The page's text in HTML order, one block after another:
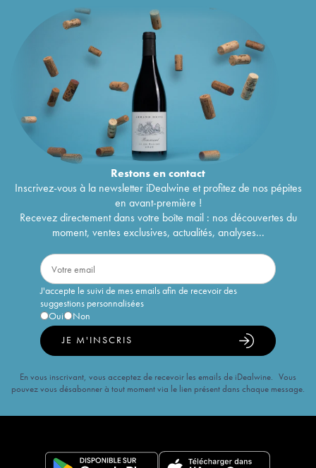
Muscadet-Sèvre-et-Maine Les Laures Bonnet-
Huteau2014
Muscadet-Sèvre-et-Maine Les Laures Bonnet-
Huteau
2013
17
Muscadet-Sèvre-et-Maine sur lie Goulaine
Bonnet-Huteau
2010
23
Restons encontact
Inscrivez-vous à la newsletter iDealwine et profitez de nos pépites
en avant-première !
Recevez directement dans votre boîte mail : nos découvertes du
moment, ventes exclusives, actualités, analyses...
J'accepte le suivi de mes emails afin de recevoir des
suggestions personnalisées
Oui
Non
JE M'INSCRIS
En vous inscrivant, vous acceptez de recevoir les emails de iDealwine. Vous
pouvez vous désabonner à tout moment via le lien présent dans chaque message.